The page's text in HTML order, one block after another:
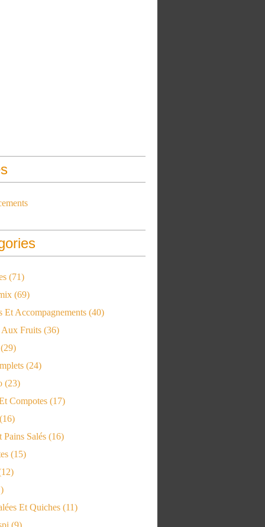
(71)
(69)
Et Accompagnements (40)
Aux Fruits (36)
(29)
(24)
(23)
Compotes (17)
Pains Salés (16)
(15)
Et Quiches (11)
(9)